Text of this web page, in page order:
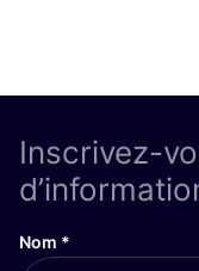
Inscrivez-
Nom *